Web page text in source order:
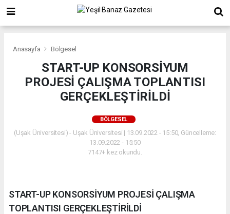
Anasayfa Bölgesel
START-UP KONSORSİYUM
PROJESİ ÇALIŞMA TOPLANTISI
GERÇEKLEŞTİRİLDİ
BÖLGESEL
(Uşak Üniversitesi) - Uşak Üniversitesi | 13.09.2022 - 15:50, Güncelleme:
13.09.2022 - 15:50
7147+ kez okundu.
START-UP KONSORSİYUM PROJESİ ÇALIŞMA
TOPLANTISI GERÇEKLEŞTİRİLDİ